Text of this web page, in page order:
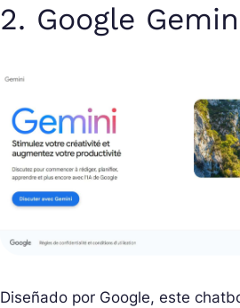
2. Google
Diseñado por Google, este